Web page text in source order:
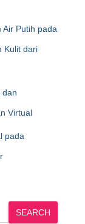
Putih pada
Kulit dari
dan
Virtual
pada
SEARCH